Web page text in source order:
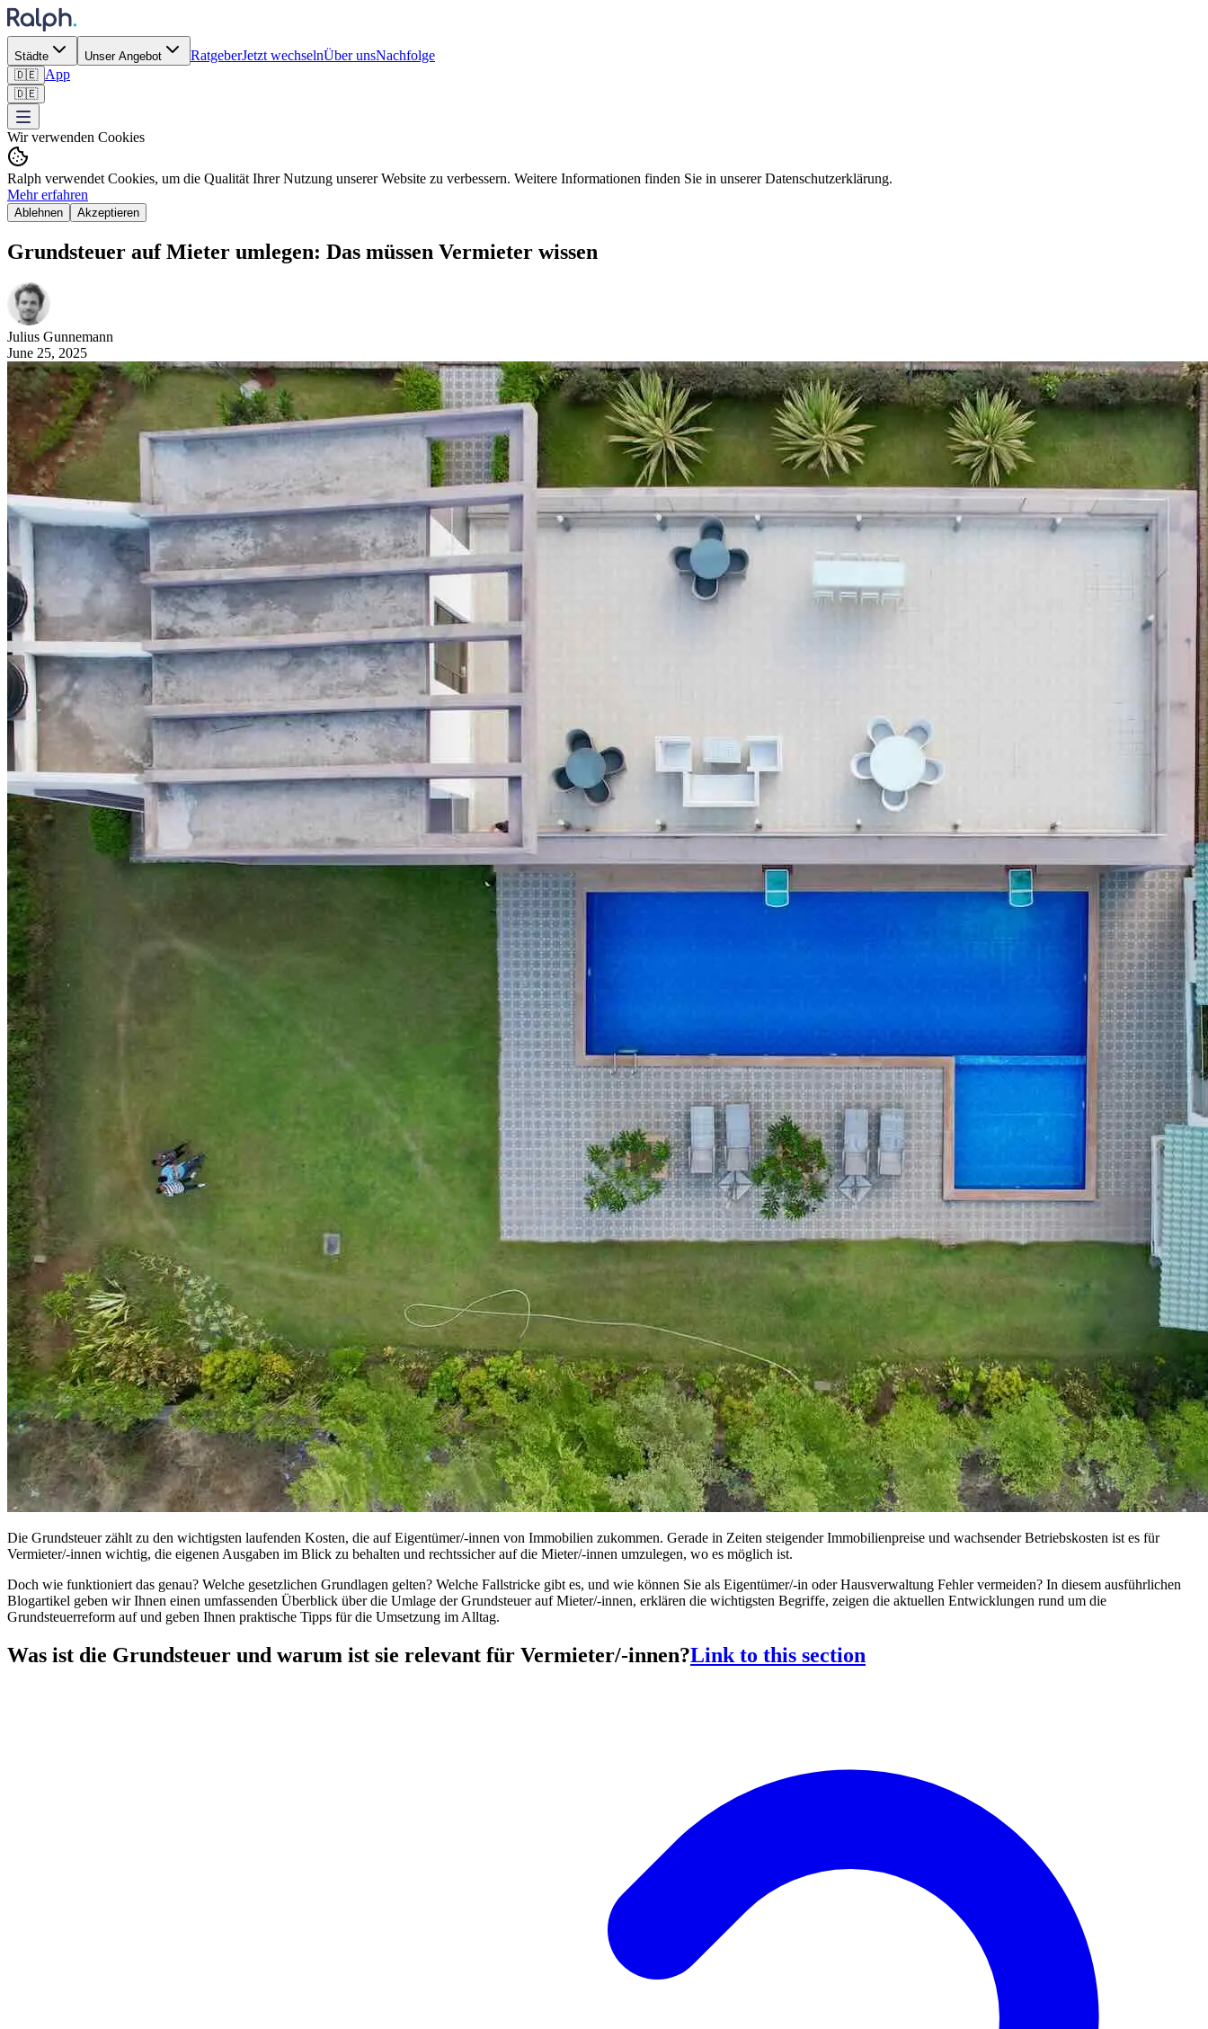
Städte Unser Angebot RatgeberJetzt wechselnÜber unsNachfolge
🇩🇪 App
🇩🇪
Wir verwenden Cookies
Ralph verwendet Cookies, um die Qualität Ihrer Nutzung unserer Website zu verbessern. Weitere Informationen finden Sie in unserer Datenschutzerklärung.
Mehr erfahren
Ablehnen Akzeptieren
Grundsteuer auf Mieter umlegen: Das müssen Vermieter wissen ‍
Julius Gunnemann
June 25, 2025
Die Grundsteuer zählt zu den wichtigsten laufenden Kosten, die auf Eigentümer/-innen von Immobilien zukommen. Gerade in Zeiten steigender Immobilienpreise und wachsender Betriebskosten ist es für
Vermieter/-innen wichtig, die eigenen Ausgaben im Blick zu behalten und rechtssicher auf die Mieter/-innen umzulegen, wo es möglich ist.
Doch wie funktioniert das genau? Welche gesetzlichen Grundlagen gelten? Welche Fallstricke gibt es, und wie können Sie als Eigentümer/-in oder Hausverwaltung Fehler vermeiden? In diesem ausführlichen
Blogartikel geben wir Ihnen einen umfassenden Überblick über die Umlage der Grundsteuer auf Mieter/-innen, erklären die wichtigsten Begriffe, zeigen die aktuellen Entwicklungen rund um die
Grundsteuerreform auf und geben Ihnen praktische Tipps für die Umsetzung im Alltag.
Was ist die Grundsteuer und warum ist sie relevant für Vermieter/-innen?Link to this section